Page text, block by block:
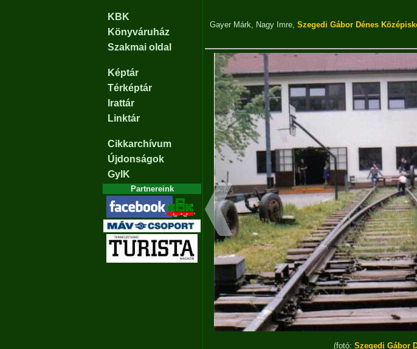
KBK
Könyváruház
Szakmai oldal
Képtár
Térképtár
Irattár
Linktár
Cikkarchívum
Újdonságok
GyIK
Partnereink
Gayer Márk, Nagy Imre, Szegedi Gábor Dénes
(fotó: Szegedi Gábor